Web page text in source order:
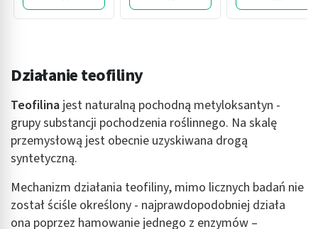
Działanie teofiliny
Teofilina jest naturalną pochodną metyloksantyn -
grupy substancji pochodzenia roślinnego. Na skalę
przemysłową jest obecnie uzyskiwana drogą
syntetyczną.
Mechanizm działania teofiliny, mimo licznych badań nie
został ściśle określony - najprawdopodobniej działa
ona poprzez hamowanie jednego z enzymów –